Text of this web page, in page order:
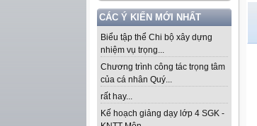
CÁC Ý KIẾN MỚI NHẤT
Biểu tập thể Chi bộ xây dựng
nhiệm vụ trọng...
Chương trình công tác trọng tâm
của cá nhân Quý...
rất hay...
Kế hoạch giảng dạy lớp 4 SGK -